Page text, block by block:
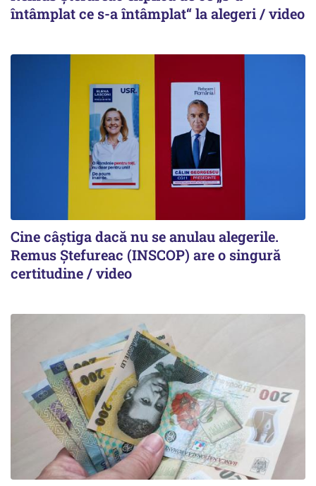
întâmplat ce s-a întâmplat“ la alegeri / video
Cine câștiga dacă nu se anulau alegerile.
Remus Ștefureac (INSCOP) are o singură
certitudine / video